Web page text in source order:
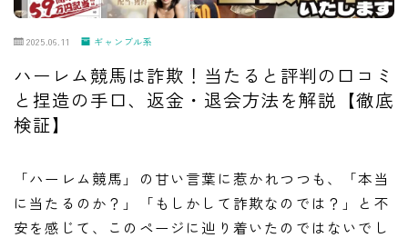
2025.06.11 ギャンブル系
ハーレム競馬は詐欺！当たると評判の口コミ
と捏造の手口、返金・退会方法を解説【徹底
検証】
「ハーレム競馬」の甘い言葉に惹かれつつも、「本当
に当たるのか？」「もしかして詐欺なのでは？」と不
安を感じて、このページに辿り着いたのではないでし